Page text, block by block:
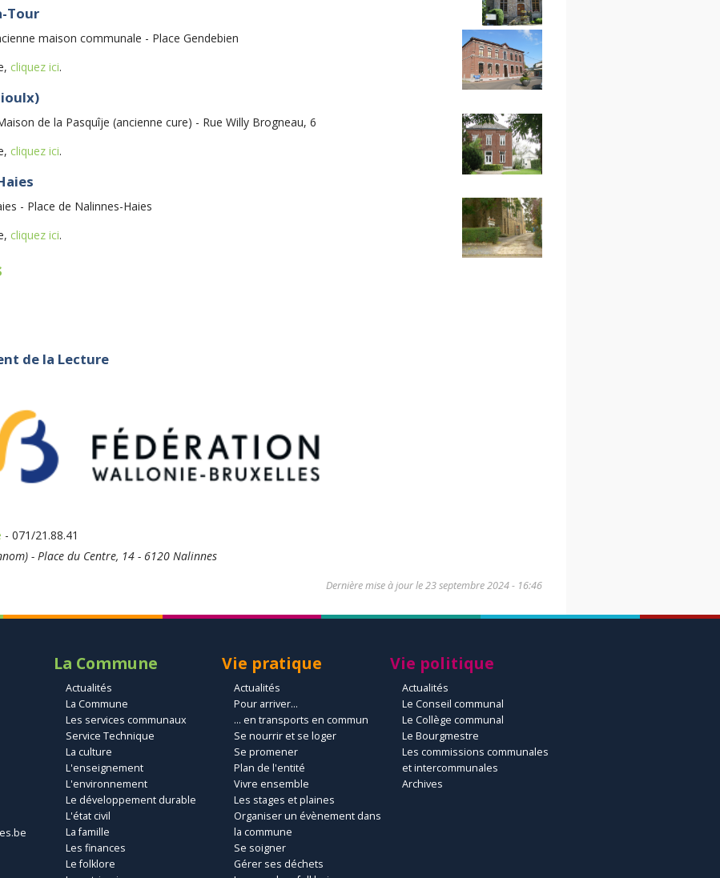
Tour
maison communale - Place Gendebien
cliquez ici.
de la Pasquîje (ancienne cure) - Rue Willy Brogneau, 6
cliquez ici.
- Place de Nalinnes-Haies
cliquez ici.
de la Lecture
- 071/21.88.41
- Place du Centre, 14 - 6120 Nalinnes
Dernière mise à jour le23 septembre 2024 - 16:46
La Commune
Actualités
La Commune
Les services communaux
Service Technique
La culture
L'enseignement
L'environnement
Le développement durable
L'état civil
La famille
Les finances
Le folklore
Vie pratique
Actualités
Pour arriver...
... en transports en commun
Se nourrir et se loger
Se promener
Plan de l'entité
Vivre ensemble
Les stages et plaines
Organiser un évènement dans
la commune
Se soigner
Gérer ses déchets
Vie politique
Actualités
Le Conseil communal
Le Collège communal
Le Bourgmestre
Les commissions communales
et intercommunales
Archives